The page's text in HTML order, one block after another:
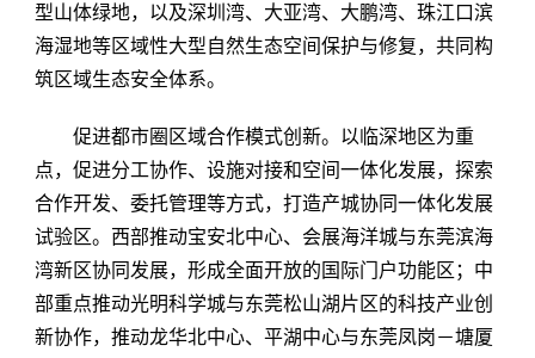
型山体绿地，以及深圳湾、大亚湾、大鹏湾、珠江口滨
海湿地等区域性大型自然生态空间保护与修复，共同构
筑区域生态安全体系。
促进都市圈区域合作模式创新。以临深地区为重
点，促进分工协作、设施对接和空间一体化发展，探索
合作开发、委托管理等方式，打造产城协同一体化发展
试验区。西部推动宝安北中心、会展海洋城与东莞滨海
湾新区协同发展，形成全面开放的国际门户功能区；中
部重点推动光明科学城与东莞松山湖片区的科技产业创
新协作，推动龙华北中心、平湖中心与东莞凤岗－塘厦